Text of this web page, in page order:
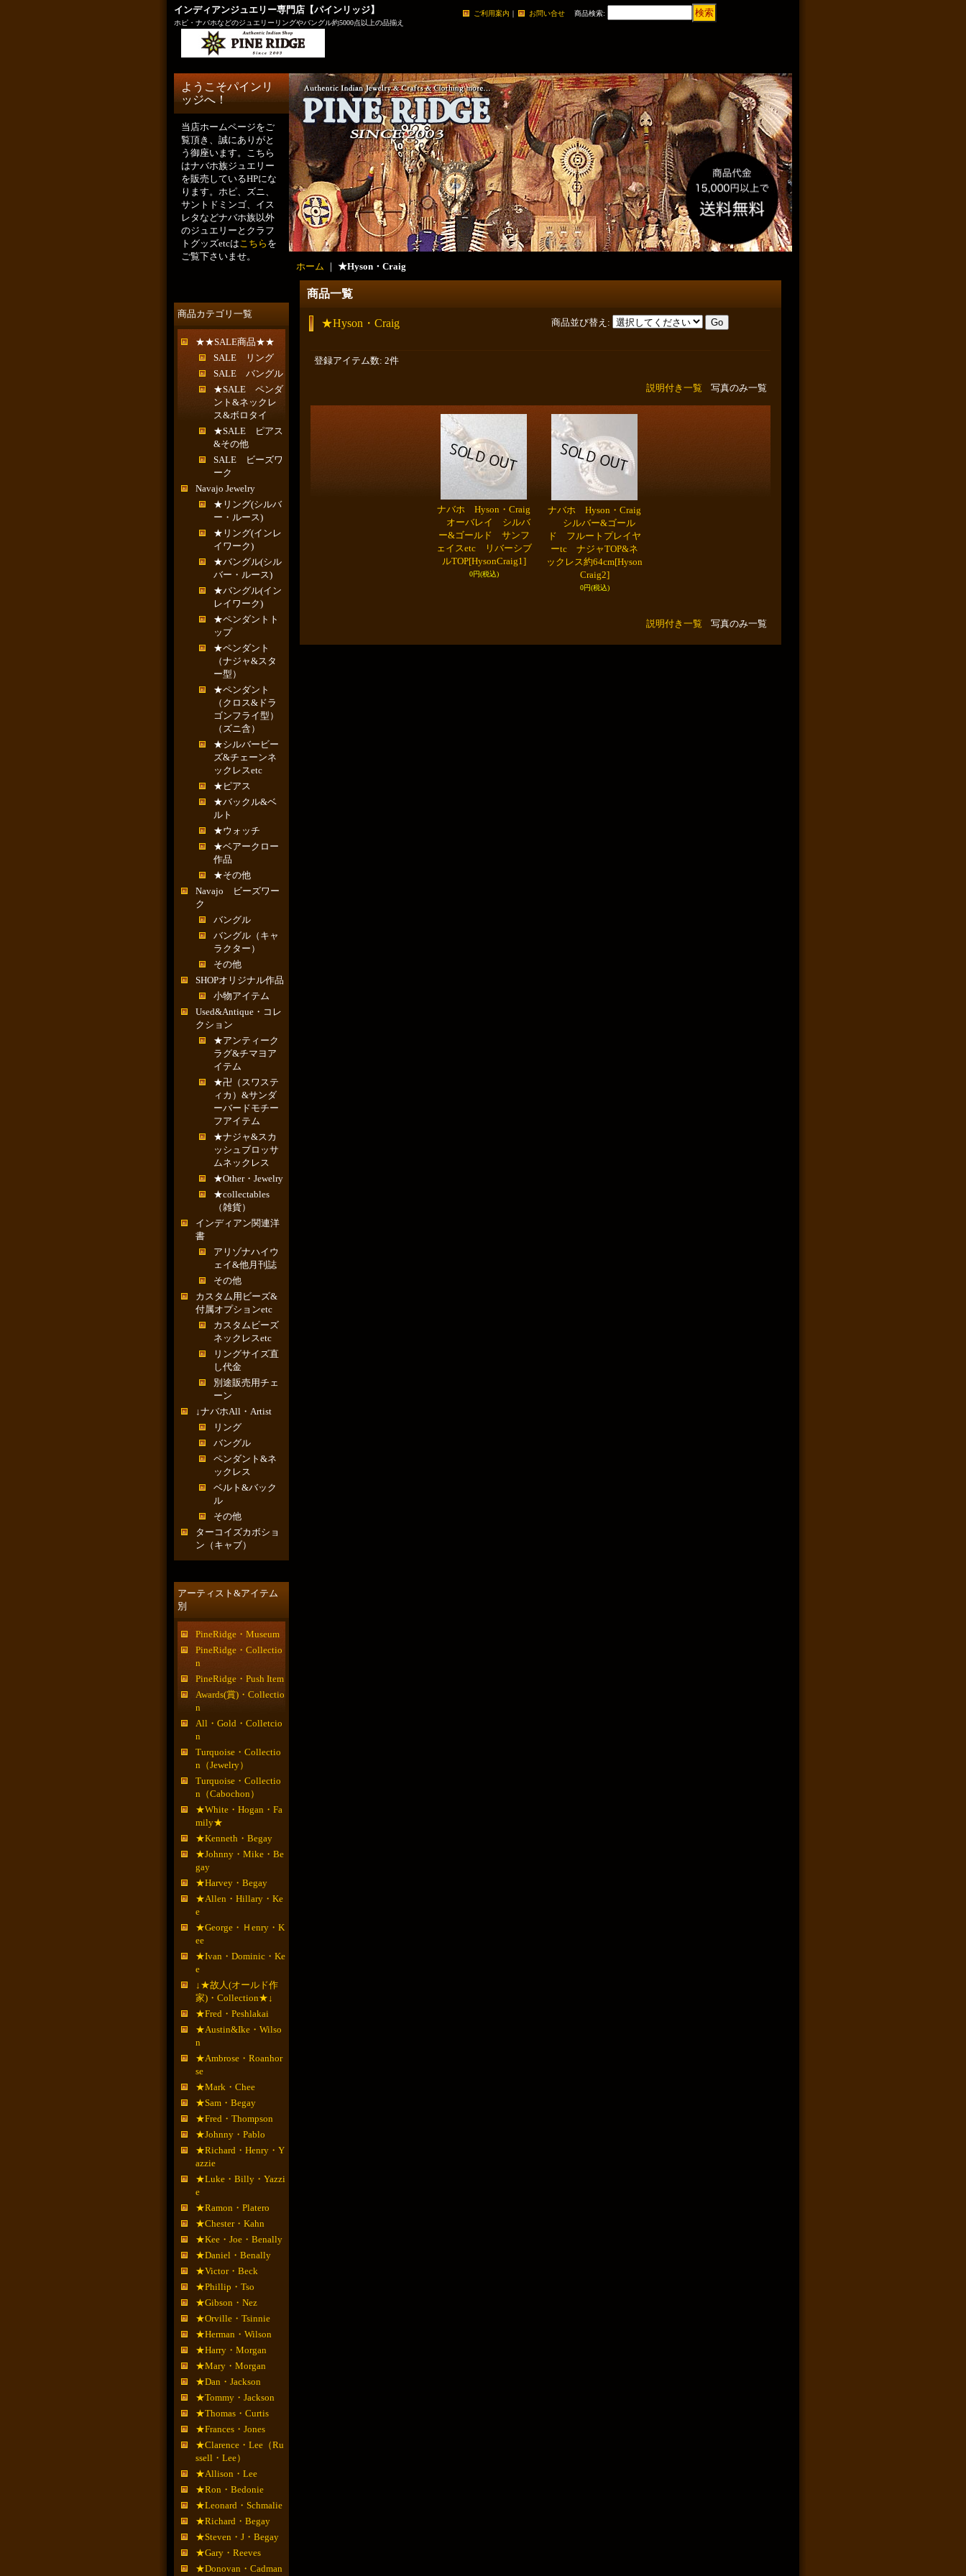
インディアンジュエリー専門店【パインリッジ】
ホピ・ナバホなどのジュエリーリングやバングル約5000点以上の品揃え
ご利用案内 ｜ お問い合せ 商品検索:
ようこそパインリ
ッジへ！
当店ホームページをご
覧頂き、誠にありがと
う御座います。こちら
はナバホ族ジュエリー
を販売しているHPにな
ります。ホピ、ズニ、
サントドミンゴ、イス
レタなどナバホ族以外
のジュエリーとクラフ
トグッズetcはこちら を
ご覧下さいませ。
商品カテゴリ一覧
★★SALE商品★★
SALE リング
SALE バングル
★SALE ペンダ
ント&ネックレ
ス&ボロタイ
★SALE ピアス
&その他
SALE ビーズワ
ーク
Navajo Jewelry
★リング(シルバ
ー・ルース)
★リング(インレ
イワーク)
★バングル(シル
バー・ルース)
★バングル(イン
レイワーク)
★ペンダントト
ップ
★ペンダント
（ナジャ&スタ
ー型）
★ペンダント
（クロス&ドラ
ゴンフライ型）
（ズニ含）
★シルバービー
ズ&チェーンネ
ックレスetc
★ピアス
★バックル&ベ
ルト
★ウォッチ
★ベアークロー
作品
★その他
Navajo ビーズワー
ク
バングル
バングル（キャ
ラクター）
その他
SHOPオリジナル作品
小物アイテム
Used&Antique・コレ
クション
★アンティーク
ラグ&チマヨア
イテム
★卍（スワステ
ィカ）&サンダ
ーバードモチー
フアイテム
★ナジャ&スカ
ッシュブロッサ
ムネックレス
★Other・Jewelry
★collectables
（雑貨）
インディアン関連洋
書
アリゾナハイウ
ェイ&他月刊誌
その他
カスタム用ビーズ&
付属オプションetc
カスタムビーズ
ネックレスetc
リングサイズ直
し代金
別途販売用チェ
ーン
↓ナバホAll・Artist
リング
バングル
ペンダント&ネ
ックレス
ベルト&バック
ル
その他
ターコイズカボショ
ン（キャブ）
アーティスト&アイテム
別
PineRidge・Museum
PineRidge・Collectio
n
PineRidge・Push Item
Awards(賞)・Collectio
n
All・Gold・Colletcio
n
Turquoise・Collectio
n（Jewelry）
Turquoise・Collectio
n（Cabochon）
★White・Hogan・Fa
mily★
★Kenneth・Begay
★Johnny・Mike・Be
gay
★Harvey・Begay
★Allen・Hillary・Ke
e
★George・Ｈenry・K
ee
★Ivan・Dominic・Ke
e
↓★故人(オールド作
家)・Collection★↓
★Fred・Peshlakai
★Austin&Ike・Wilso
n
★Ambrose・Roanhor
se
★Mark・Chee
★Sam・Begay
★Fred・Thompson
★Johnny・Pablo
★Richard・Henry・Y
azzie
★Luke・Billy・Yazzi
e
★Ramon・Platero
★Chester・Kahn
★Kee・Joe・Benally
★Daniel・Benally
★Victor・Beck
★Phillip・Tso
★Gibson・Nez
★Orville・Tsinnie
★Herman・Wilson
★Harry・Morgan
★Mary・Morgan
★Dan・Jackson
★Tommy・Jackson
★Thomas・Curtis
★Frances・Jones
★Clarence・Lee（Ru
ssell・Lee）
★Allison・Lee
★Ron・Bedonie
★Leonard・Schmalie
★Richard・Begay
★Steven・J・Begay
★Gary・Reeves
★Donovan・Cadman
ホーム ｜ ★Hyson・Craig
商品一覧
★Hyson・Craig 商品並び替え :
登録アイテム数: 2件
説明付き一覧 写真のみ一覧
ナバホ Hyson・Craig
オーバレイ シルバ
ー&ゴールド サンフ
ェイスetc リバーシブ
ルTOP[HysonCraig1]
0円(税込)
ナバホ Hyson・Craig
シルバー&ゴール
ド フルートプレイヤ
ーtc ナジャTOP&ネ
ックレス約64cm[Hyson
Craig2]
0円(税込)
説明付き一覧 写真のみ一覧